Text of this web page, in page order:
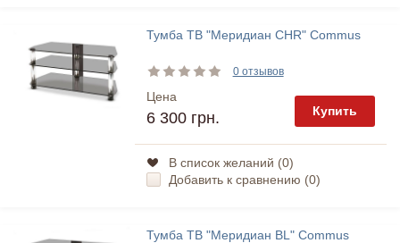
Тумба ТВ "Меридиан CHR" Commus
0 отзывов
Цена
6 300 грн. Купить
В список желаний (0)
Добавить к сравнению (0)
Тумба ТВ "Меридиан BL" Commus